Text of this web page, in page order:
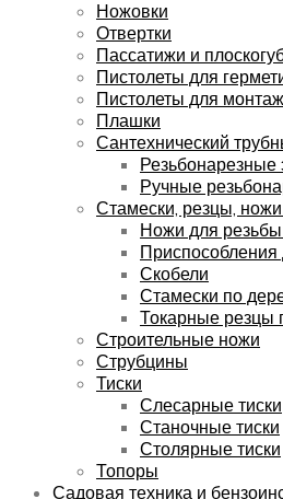
Ножовки
Отвертки
Пассатижи и
Пистолеты для
Пистолеты для
Плашки
Сантехнический
Резьбонарезные
Ручные
Стамески, резцы,
Ножи для
Приспособления
Скобели
Стамески по
Токарные резцы
Строительные ножи
Струбцины
Тиски
Слесарные тиски
Станочные тиски
Столярные тиски
Топоры
Садовая техника и